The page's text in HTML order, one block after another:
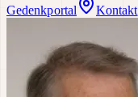
Gedenkportal Kontakt